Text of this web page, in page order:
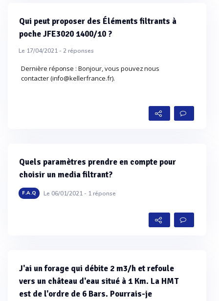
Qui peut proposer des Éléments filtrants à
poche JFE3020 1400/10 ?
Le 17/04/2021 -2réponses
Dernière réponse : Bonjour, vous pouvez nous
contacter (info@kellerfrance.fr).
Quels paramètres prendre en compte pour
choisir un media filtrant?
F.A.Q Le 06/01/2021 - 1réponse
J'ai un forage qui débite 2 m3/h et refoule
vers un château d'eau situé à 1 Km. La HMT
est de l'ordre de 6 Bars. Pourrais-je